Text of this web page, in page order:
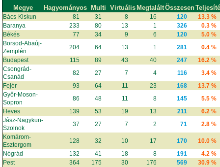
Megye Hagyományos Multi Virtuális MegtaláltÖsszesen
Bács-Kiskun 81 31 8 16 120
13.3 %
Baranya
233 80 13 1 326
0.3 %
Békés
77 34 9 6 120
5.0 %
Borsod-Abaúj-
Zemplén
204 64 13 1 281
0.4 %
Budapest
115 89 43 40 247
16.2 %
Csongrád-
Csanád
82 27 7 4 116
3.4 %
Fejér
93 64 11 23 168
13.7 %
Győr-Moson-
Sopron
86 48 11 8 145
5.5 %
Heves
139 53 19 13 211
6.2 %
Jász-Nagykun-
Szolnok
37 27 7 2 71
2.8 %
Komárom-
Esztergom
128 32 10 17 170
10.0 %
Nógrád
132 41 18 8 191
4.2 %
Pest
364 175 30 176 569
30.9 %